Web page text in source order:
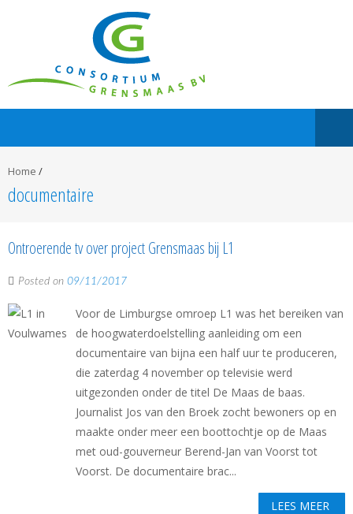
Home /
documentaire
Ontroerende tv over project Grensmaas bij L1
Posted on 09/11/2017
Voor de Limburgse omroep L1 was het bereiken van
de hoogwaterdoelstelling aanleiding om een
documentaire van bijna een half uur te produceren,
die zaterdag 4 november op televisie werd
uitgezonden onder de titel De Maas de baas.
Journalist Jos van den Broek zocht bewoners op en
maakte onder meer een boottochtje op de Maas
met oud-gouverneur Berend-Jan van Voorst tot
Voorst. De documentaire brac...
LEES MEER